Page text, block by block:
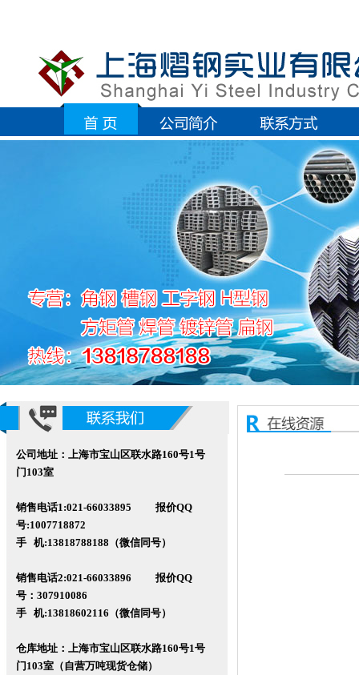
公司地址：上海市宝山区联水路160号1号
门103室
销售电话1:021-66033895 报价QQ
号:1007718872
手 机:13818788188（微信同号）
销售电话2:021-66033896 报价QQ
号 ：307910086
手 机:13818602116 （微信同号）
仓库地址：上海市宝山区联水路160号1号
门103室（自营万吨现货仓储）